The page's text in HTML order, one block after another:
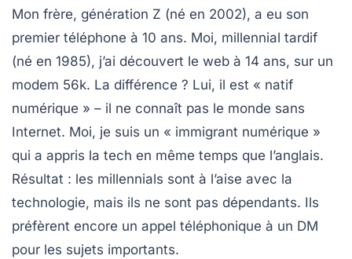
Mon frère, génération Z (né en 2002), a eu son
premier téléphone à 10 ans. Moi, millennial tardif
(né en 1985), j’ai découvert le web à 14 ans, sur un
modem 56k. La différence ? Lui, il est « natif
numérique » – il ne connaît pas le monde sans
Internet. Moi, je suis un « immigrant numérique »
qui a appris la tech en même temps que l’anglais.
Résultat : les millennials sont à l’aise avec la
technologie, mais ils ne sont pas dépendants. Ils
préfèrent encore un appel téléphonique à un DM
pour les sujets importants.